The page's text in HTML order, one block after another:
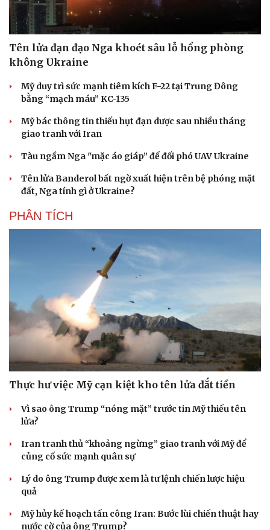
Tên lửa đạn đạo Nga khoét sâu lỗ hổng phòng
không Ukraine
Mỹ duy trì sức mạnh tiêm kích F-22 tại Trung Đông
bằng “mạch máu” KC-135
Mỹ bác thông tin thiếu hụt đạn dược sau nhiều tháng
giao tranh với Iran
Tàu ngầm Nga "mặc áo giáp” để đối phó UAV Ukraine
Tên lửa Banderol bất ngờ xuất hiện trên bệ phóng mặt
đất, Nga tính gì ở Ukraine?
PHÂN TÍCH
Thực hư việc Mỹ cạn kiệt kho tên lửa đắt tiền
Vì sao ông Trump “nóng mặt” trước tin Mỹ thiếu tên
lửa?
Iran tranh thủ “khoảng ngừng” giao tranh với Mỹ để
củng cố sức mạnh quân sự
Lý do ông Trump được xem là tư lệnh chiến lược hiệu
quả
Mỹ hủy kế hoạch tấn công Iran: Bước lùi chiến thuật hay
nước cờ của ông Trump?